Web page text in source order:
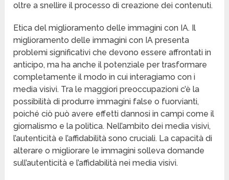
oltre a snellire il processo di creazione dei contenuti.
Etica del miglioramento delle immagini con IA. Il
miglioramento delle immagini con IA presenta
problemi significativi che devono essere affrontati in
anticipo, ma ha anche il potenziale per trasformare
completamente il modo in cui interagiamo con i
media visivi. Tra le maggiori preoccupazioni c’è la
possibilità di produrre immagini false o fuorvianti,
poiché ciò può avere effetti dannosi in campi come il
giornalismo e la politica. Nell’ambito dei media visivi,
l’autenticità e l’affidabilità sono cruciali. La capacità di
alterare o migliorare le immagini solleva domande
sull’autenticità e l’affidabilità nei media visivi.